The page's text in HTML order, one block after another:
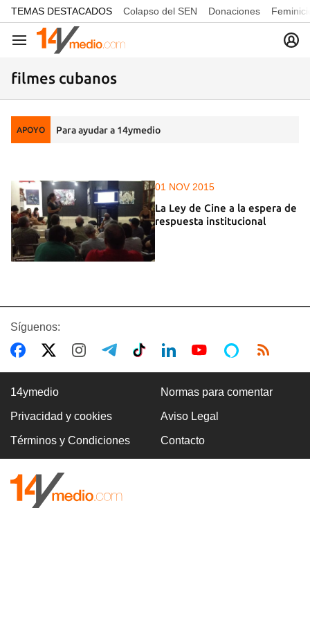
common.go-to-content
TEMAS DESTACADOS Colapso del SEN Donaciones
Navegación
filmes cubanos
APOYO Para ayudar a 14ymedio
01 NOV 2015
La Ley de Cine a la espera de
respuesta institucional
Síguenos:
14ymedio Normas para comentar
Privacidad y cookies Aviso Legal
Términos y Condiciones Contacto